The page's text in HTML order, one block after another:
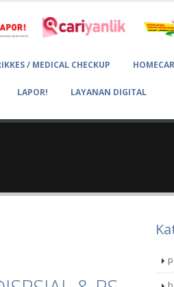
/ MEDICAL CHECKUP
LAPOR! LAYANAN DIGITAL